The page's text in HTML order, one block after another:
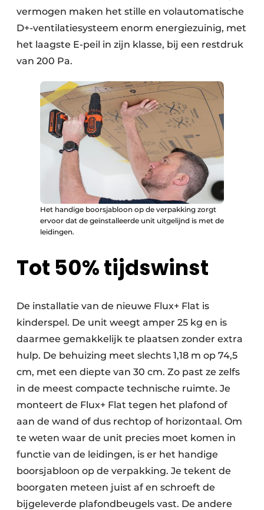
vermogen maken het stille en volautomatische
D+-ventilatiesysteem enorm energiezuinig, met
het laagste E-peil in zijn klasse, bij een restdruk
van 200 Pa.
Het handige boorsjabloon op de verpakking zorgt
ervoor dat de geïnstalleerde unit uitgelijnd is met de
leidingen.
Tot 50% tijdswinst
De installatie van de nieuwe Flux+ Flat is
kinderspel. De unit weegt amper 25 kg en is
daarmee gemakkelijk te plaatsen zonder extra
hulp. De behuizing meet slechts 1,18 m op 74,5
cm, met een diepte van 30 cm. Zo past ze zelfs
in de meest compacte technische ruimte. Je
monteert de Flux+ Flat tegen het plafond of
aan de wand of dus rechtop of horizontaal. Om
te weten waar de unit precies moet komen in
functie van de leidingen, is er het handige
boorsjabloon op de verpakking. Je tekent de
boorgaten meteen juist af en schroeft de
bijgeleverde plafondbeugels vast. De andere